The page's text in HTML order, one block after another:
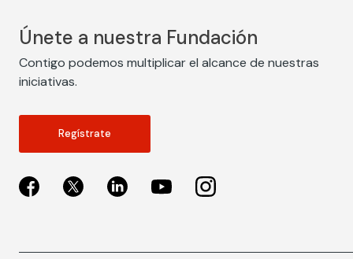
Únete a nuestra Fundación
Contigo podemos multiplicar el alcance de nuestras
iniciativas.
Regístrate